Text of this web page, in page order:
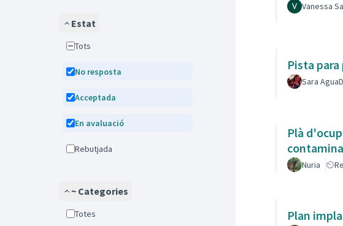
Estat
Tots
No resposta
Acceptada
En avaluació
Rebutjada
~ Categories
Totes
Vanessa
Pista
Sara
Plà
Nuria
Plan